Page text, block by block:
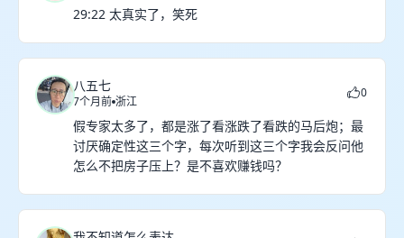
29:22 太真实了，笑死
八五七
7个月前 浙江
0
假专家太多了，都是涨了看涨跌了看跌的马后炮；最
讨厌确定性这三个字，每次听到这三个字我会反问他
怎么不把房子压上？是不喜欢赚钱吗？